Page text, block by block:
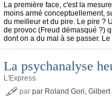
La première face, c'est la
moins armé conceptuellement,
du meilleur et du pire. Le pire ?
de provoc (Freud démasqué ?)
dont on a du mal à se passer.
La psychanalyse
L'Express
par par Roland Gori, Gilbert